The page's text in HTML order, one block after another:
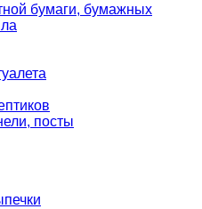
бумаги, бумажных
посты